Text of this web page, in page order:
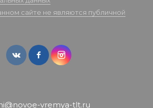
сайте не являются публичной
vremya-tlt.ru